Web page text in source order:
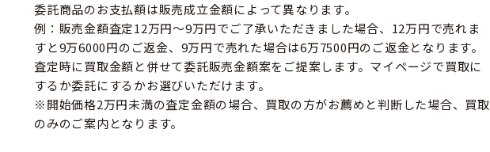
委託商品のお支払額は販売成立金額によって異なります。
例：販売金額査定12万円～9万円でご了承いただきました場合、12万円で売れま
すと9万6000円のご返金、9万円で売れた場合は6万7500円のご返金となります。
査定時に買取金額と併せて委託販売金額案をご提案します。マイページで買取に
するか委託にするかお選びいただけます。
※開始価格2万円未満の査定金額の場合、買取の方がお薦めと判断した場合、買取
のみのご案内となります。